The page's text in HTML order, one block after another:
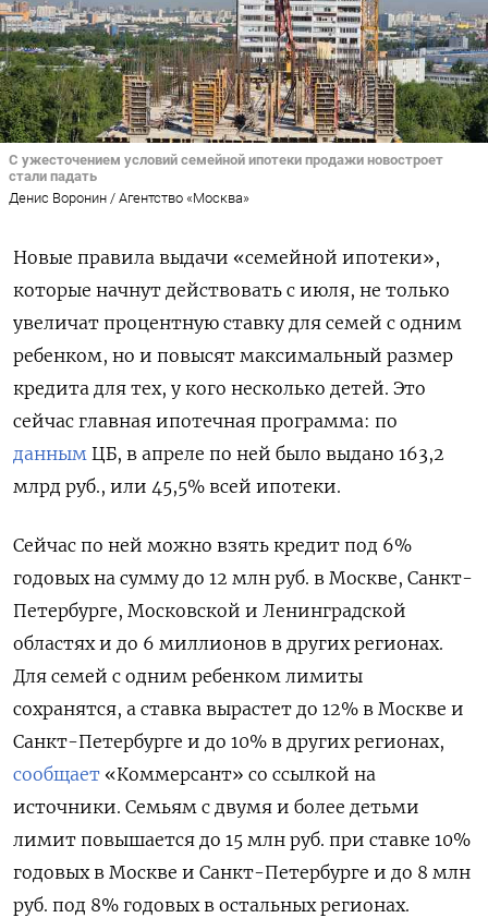
С ужесточением условий семейной ипотеки продажи новостроет
стали падать
Денис Воронин / Агентство «Москва»
Новые правила выдачи «семейной ипотеки»,
которые начнут действовать с июля, не только
увеличат процентную ставку для семей с одним
ребенком, но и повысят максимальный размер
кредита для тех, у кого несколько детей. Это
сейчас главная ипотечная программа: по
данным ЦБ, в апреле по ней было выдано 163,2
млрд руб., или 45,5% всей ипотеки.
Сейчас по ней можно взять кредит под 6%
годовых на сумму до 12 млн руб. в Москве, Санкт-
Петербурге, Московской и Ленинградской
областях и до 6 миллионов в других регионах.
Для семей с одним ребенком лимиты
сохранятся, а ставка вырастет до 12% в Москве и
Санкт-Петербурге и до 10% в других регионах,
сообщает «Коммерсант» со ссылкой на
источники. Семьям с двумя и более детьми
лимит повышается до 15 млн руб. при ставке 10%
годовых в Москве и Санкт-Петербурге и до 8 млн
руб. под 8% годовых в остальных регионах.